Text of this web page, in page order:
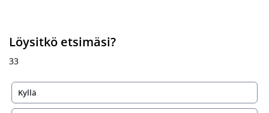
Löysitkö etsimäsi?
33
Kyllä